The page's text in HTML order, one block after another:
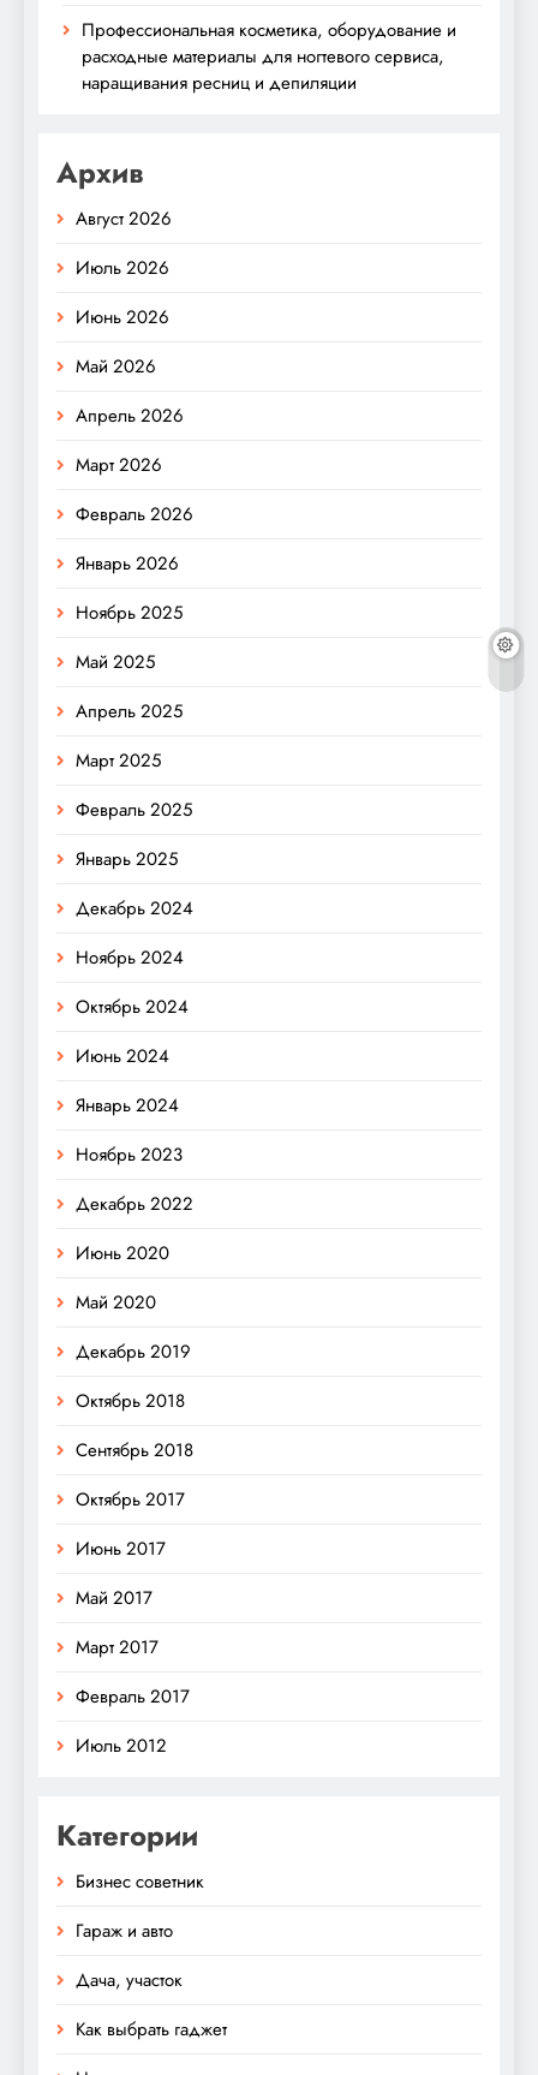
Профессиональная косметика, оборудование и
расходные материалы для ногтевого сервиса,
наращивания ресниц и депиляции
Архив
Август 2026
Июль 2026
Июнь 2026
Май 2026
Апрель 2026
Март 2026
Февраль 2026
Январь 2026
Ноябрь 2025
Май 2025
Апрель 2025
Март 2025
Февраль 2025
Январь 2025
Декабрь 2024
Ноябрь 2024
Октябрь 2024
Июнь 2024
Январь 2024
Ноябрь 2023
Декабрь 2022
Июнь 2020
Май 2020
Декабрь 2019
Октябрь 2018
Сентябрь 2018
Октябрь 2017
Июнь 2017
Май 2017
Март 2017
Февраль 2017
Июль 2012
Категории
Бизнес советник
Гараж и авто
Дача, участок
Как выбрать гаджет